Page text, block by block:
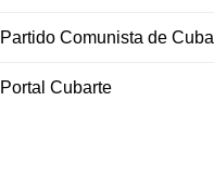
Partido Comunista de Cuba
Portal Cubarte